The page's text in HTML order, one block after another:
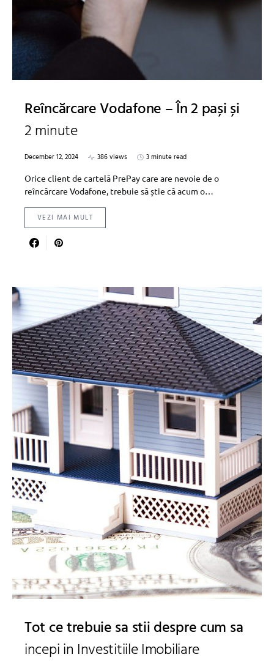
Reîncărcare Vodafone – În 2 pași și
2 minute
December 12, 2024 386 views
3 minute read
Orice client de cartelă PrePay care are nevoie de o
reîncărcare Vodafone, trebuie să știe că acum o…
VEZI MAI MULT
Tot ce trebuie sa stii despre cum sa
incepi in Investitiile Imobiliare